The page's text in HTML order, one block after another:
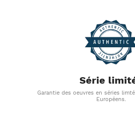
Série
Garantie des oeuvres en séries
Européens.